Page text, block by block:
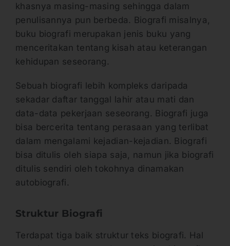
khasnya masing-masing sehingga dalam
penulisannya pun berbeda. Biografi misalnya,
buku biografi merupakan jenis buku yang
menceritakan tentang kisah atau keterangan
kehidupan seseorang.
Sebuah biografi lebih kompleks daripada
sekadar daftar tanggal lahir atau mati dan
data-data pekerjaan seseorang. Biografi juga
bisa bercerita tentang perasaan yang terlibat
dalam mengalami kejadian-kejadian. Biografi
bisa ditulis oleh siapa saja, namun jika biografi
ditulis sendiri oleh tokohnya dinamakan
autobiografi.
Struktur Biografi
Terdapat tiga baik struktur teks biografi. Hal